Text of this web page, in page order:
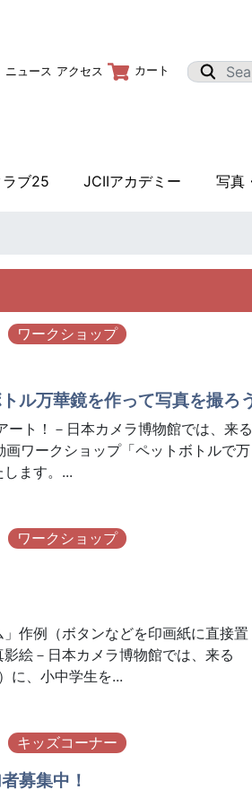
ブ25 JCIIアカデミー 写真
ニュース アクセス カート
ワークショップ
ル万華鏡を作って写真を撮ろ
ート！－日本カメラ博物館では、来る
ワークショップ「ペットボトルで万
ます。...
ワークショップ
作例（ボタンなどを印画紙に直接置
絵－日本カメラ博物館では、来る
に、小中学生を...
キッズコーナー
募集中！